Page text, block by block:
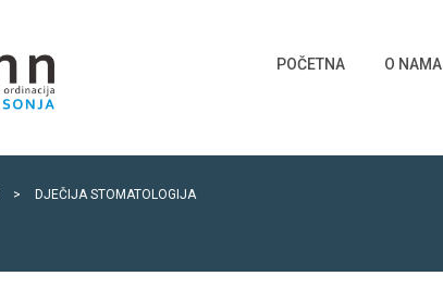
POČETNA O NAMA
> DJEČIJA STOMATOLOGIJA